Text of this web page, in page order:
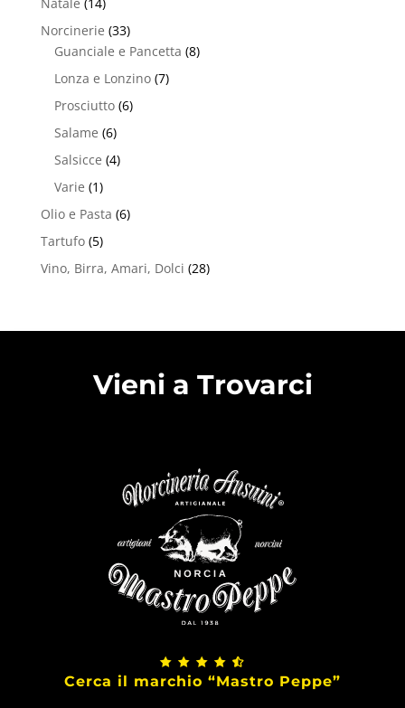
Norcinerie (33)
Guanciale e Pancetta (8)
Lonza e Lonzino (7)
Prosciutto (6)
Salame (6)
Salsicce (4)
Varie (1)
Olio e Pasta (6)
Tartufo (5)
Vino, Birra, Amari, Dolci (28)
Vieni a Trovarci
Cerca il marchio “Mastro Peppe”